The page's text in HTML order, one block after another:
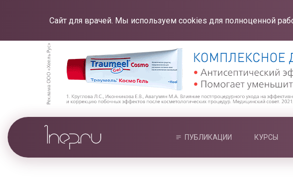
Сайт для врачей. Мы используем cookies для полноценной
ПУБЛИКАЦИИ КУРСЫ